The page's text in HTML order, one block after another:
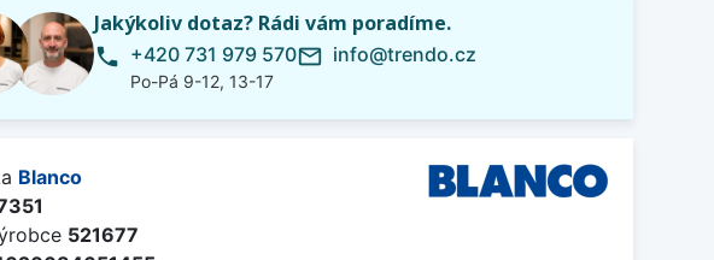
Jakýkoliv dotaz? Rádi vám poradíme.
phone +420 731 979 570
Po-Pá 9-12, 13-17
mail_outline info@trendo.cz
Blanco
521677